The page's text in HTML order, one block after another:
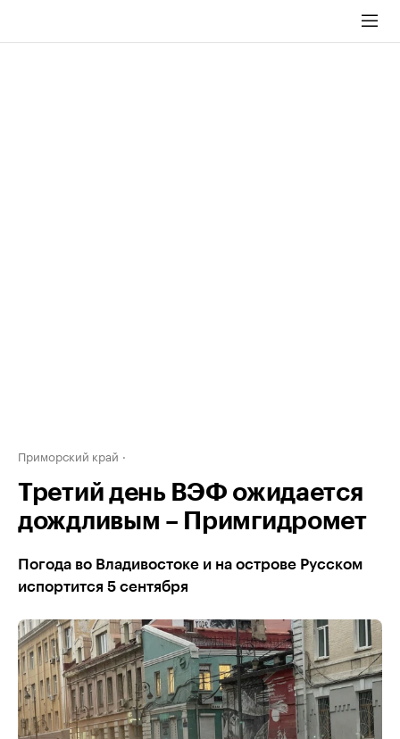
Приморский край
Третий день ВЭФ ожидается
дождливым – Примгидромет
Погода во Владивостоке и на острове Русском
испортится 5 сентября